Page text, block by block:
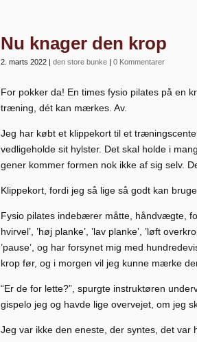
Nu knager den krop
2. marts 2022 | den store bunke | 0 Kommentarer
For pokker da! En times fysio pilates på en
træning, dét kan mærkes. Av.
Jeg har købt et klippekort til et
vedligeholde sit hylster. Det skal holde i
gener kommer formen nok ikke af sig selv.
Klippekort, fordi jeg så lige så godt kan
Fysio pilates indebærer måtte, håndvægte,
hvirvel’, ’høj planke’, ’lav planke’, ’løft
’pause’, og har forsynet mig med
krop før, og i morgen vil jeg kunne mærke
“Er de for lette?”, spurgte instruktøren
gispelo jeg og havde lige overvejet, om jeg
Jeg var ikke den eneste, der syntes, det var